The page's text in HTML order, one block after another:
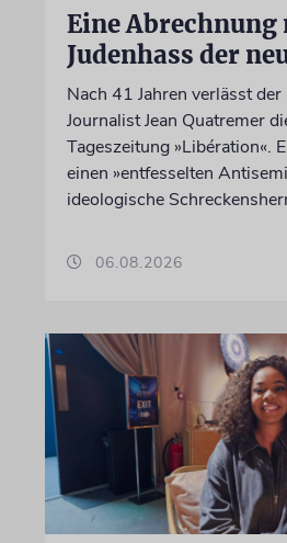
Eine Abrechnung
Judenhass der
Nach 41 Jahren verlässt der
Journalist Jean Quatremer
Tageszeitung »Libération«.
einen »entfesselten
ideologische
06.08.2026